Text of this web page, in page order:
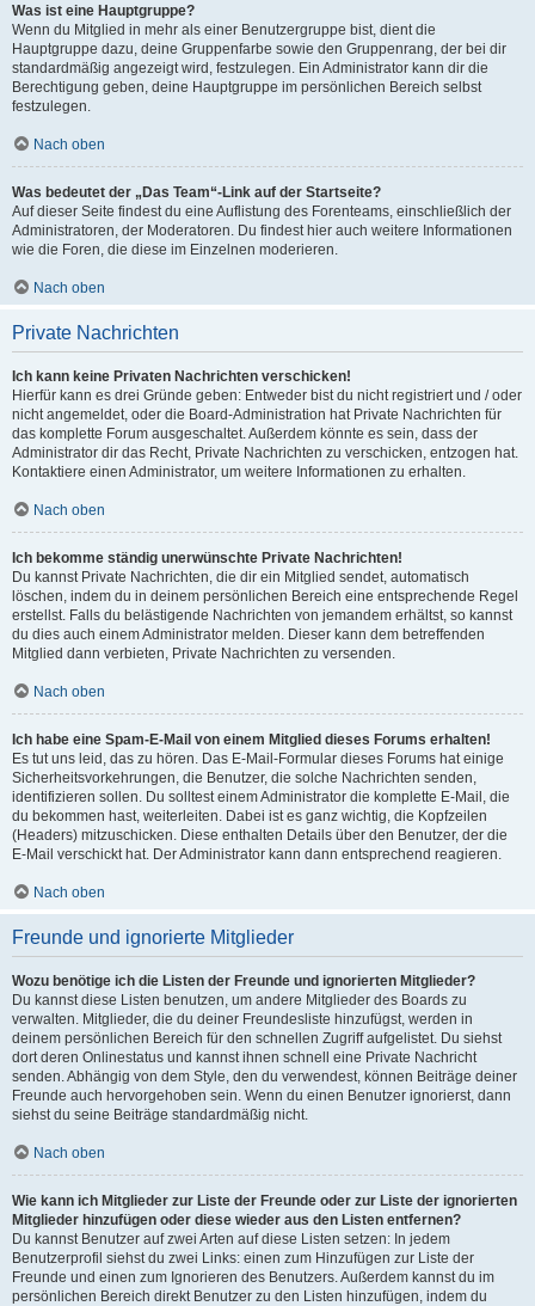
Was ist eine Hauptgruppe?
Wenn du Mitglied in mehr als einer Benutzergruppe bist, dient die
Hauptgruppe dazu, deine Gruppenfarbe sowie den Gruppenrang, der bei dir
standardmäßig angezeigt wird, festzulegen. Ein Administrator kann dir die
Berechtigung geben, deine Hauptgruppe im persönlichen Bereich selbst
festzulegen.
Nach oben
Was bedeutet der „Das Team“-Link auf der Startseite?
Auf dieser Seite findest du eine Auflistung des Forenteams, einschließlich der
Administratoren, der Moderatoren. Du findest hier auch weitere Informationen
wie die Foren, die diese im Einzelnen moderieren.
Nach oben
Private Nachrichten
Ich kann keine Privaten Nachrichten verschicken!
Hierfür kann es drei Gründe geben: Entweder bist du nicht registriert und / oder
nicht angemeldet, oder die Board-Administration hat Private Nachrichten für
das komplette Forum ausgeschaltet. Außerdem könnte es sein, dass der
Administrator dir das Recht, Private Nachrichten zu verschicken, entzogen hat.
Kontaktiere einen Administrator, um weitere Informationen zu erhalten.
Nach oben
Ich bekomme ständig unerwünschte Private Nachrichten!
Du kannst Private Nachrichten, die dir ein Mitglied sendet, automatisch
löschen, indem du in deinem persönlichen Bereich eine entsprechende Regel
erstellst. Falls du belästigende Nachrichten von jemandem erhältst, so kannst
du dies auch einem Administrator melden. Dieser kann dem betreffenden
Mitglied dann verbieten, Private Nachrichten zu versenden.
Nach oben
Ich habe eine Spam-E-Mail von einem Mitglied dieses Forums erhalten!
Es tut uns leid, das zu hören. Das E-Mail-Formular dieses Forums hat einige
Sicherheitsvorkehrungen, die Benutzer, die solche Nachrichten senden,
identifizieren sollen. Du solltest einem Administrator die komplette E-Mail, die
du bekommen hast, weiterleiten. Dabei ist es ganz wichtig, die Kopfzeilen
(Headers) mitzuschicken. Diese enthalten Details über den Benutzer, der die
E-Mail verschickt hat. Der Administrator kann dann entsprechend reagieren.
Nach oben
Freunde und ignorierte Mitglieder
Wozu benötige ich die Listen der Freunde und ignorierten Mitglieder?
Du kannst diese Listen benutzen, um andere Mitglieder des Boards zu
verwalten. Mitglieder, die du deiner Freundesliste hinzufügst, werden in
deinem persönlichen Bereich für den schnellen Zugriff aufgelistet. Du siehst
dort deren Onlinestatus und kannst ihnen schnell eine Private Nachricht
senden. Abhängig von dem Style, den du verwendest, können Beiträge deiner
Freunde auch hervorgehoben sein. Wenn du einen Benutzer ignorierst, dann
siehst du seine Beiträge standardmäßig nicht.
Nach oben
Wie kann ich Mitglieder zur Liste der Freunde oder zur Liste der ignorierten
Mitglieder hinzufügen oder diese wieder aus den Listen entfernen?
Du kannst Benutzer auf zwei Arten auf diese Listen setzen: In jedem
Benutzerprofil siehst du zwei Links: einen zum Hinzufügen zur Liste der
Freunde und einen zum Ignorieren des Benutzers. Außerdem kannst du im
persönlichen Bereich direkt Benutzer zu den Listen hinzufügen, indem du